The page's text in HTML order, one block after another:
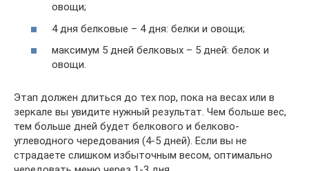
овощи;
4 дня белковые – 4 дня: белки и овощи;
максимум 5 дней белковых – 5 дней: белок и
овощи.
Этап должен длиться до тех пор, пока на весах или в
зеркале вы увидите нужный результат. Чем больше вес,
тем больше дней будет белкового и белково-
углеводного чередования (4-5 дней). Если вы не
страдаете слишком избыточным весом, оптимально